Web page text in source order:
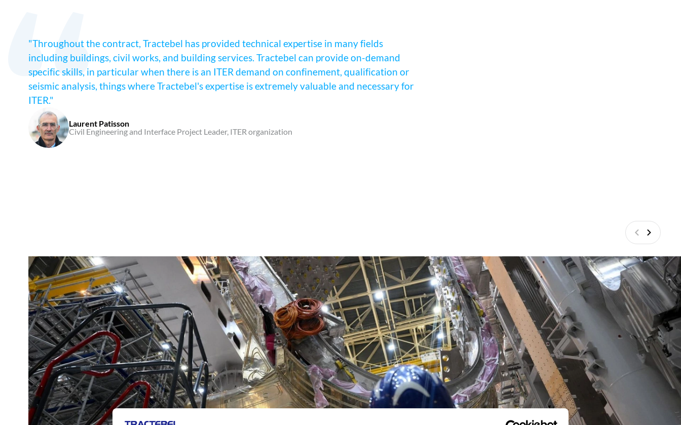
"Throughout the contract, Tractebel has provided technical expertise in many fields
including buildings, civil works, and building services. Tractebel can provide on-demand
specific skills, in particular when there is an ITER demand on confinement, qualification or
seismic analysis, things where Tractebel's expertise is extremely valuable and necessary for
ITER."
Laurent Patisson
Civil Engineering and Interface Project Leader, ITER organization
Précédant
Suivant